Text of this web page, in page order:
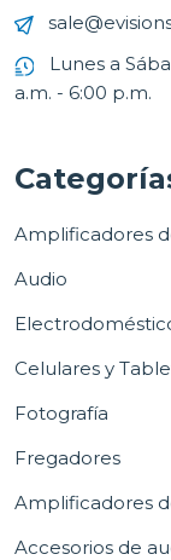
Lunes a
a.m. - 6:00 p.m.
Amplificadores
Audio
Celulares y
Fotografía
Fregadores
Amplificadores
Accesorios de